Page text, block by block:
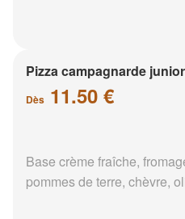
Pizza campagnarde junior
Dès 11.50 €
Base crème fraîche,
pommes de terre, chèvre,